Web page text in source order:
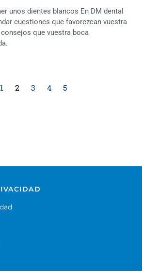
unos dientes blancos En DM dental
cuestiones que favorezcan vuestra
que vuestra boca
1 2 3 4 5